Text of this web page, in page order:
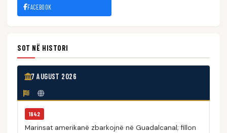
FACEBOOK
SOT NË HISTORI
7 AUGUST 2026
1942
Marinsat amerikanë zbarkojnë në Guadalcanal; fillon